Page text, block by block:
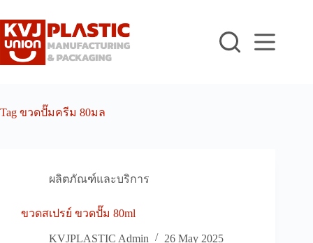
to
content
Tag ขวดปั๊มครีม 80มล
ผลิตภัณฑ์และบริการ
ขวดสเปรย์ ขวดปั๊ม 80ml
KVJPLASTIC Admin 26 May 2025